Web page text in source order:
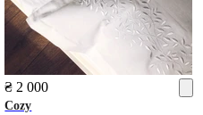
₴ 2 000
Cozy